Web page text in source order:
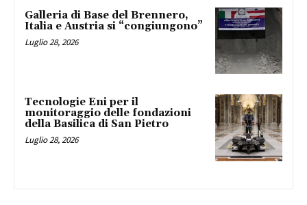
Galleria di Base del Brennero,
Italia e Austria si “congiungono”
Luglio 28, 2026
Tecnologie Eni per il
monitoraggio delle fondazioni
della Basilica di San Pietro
Luglio 28, 2026